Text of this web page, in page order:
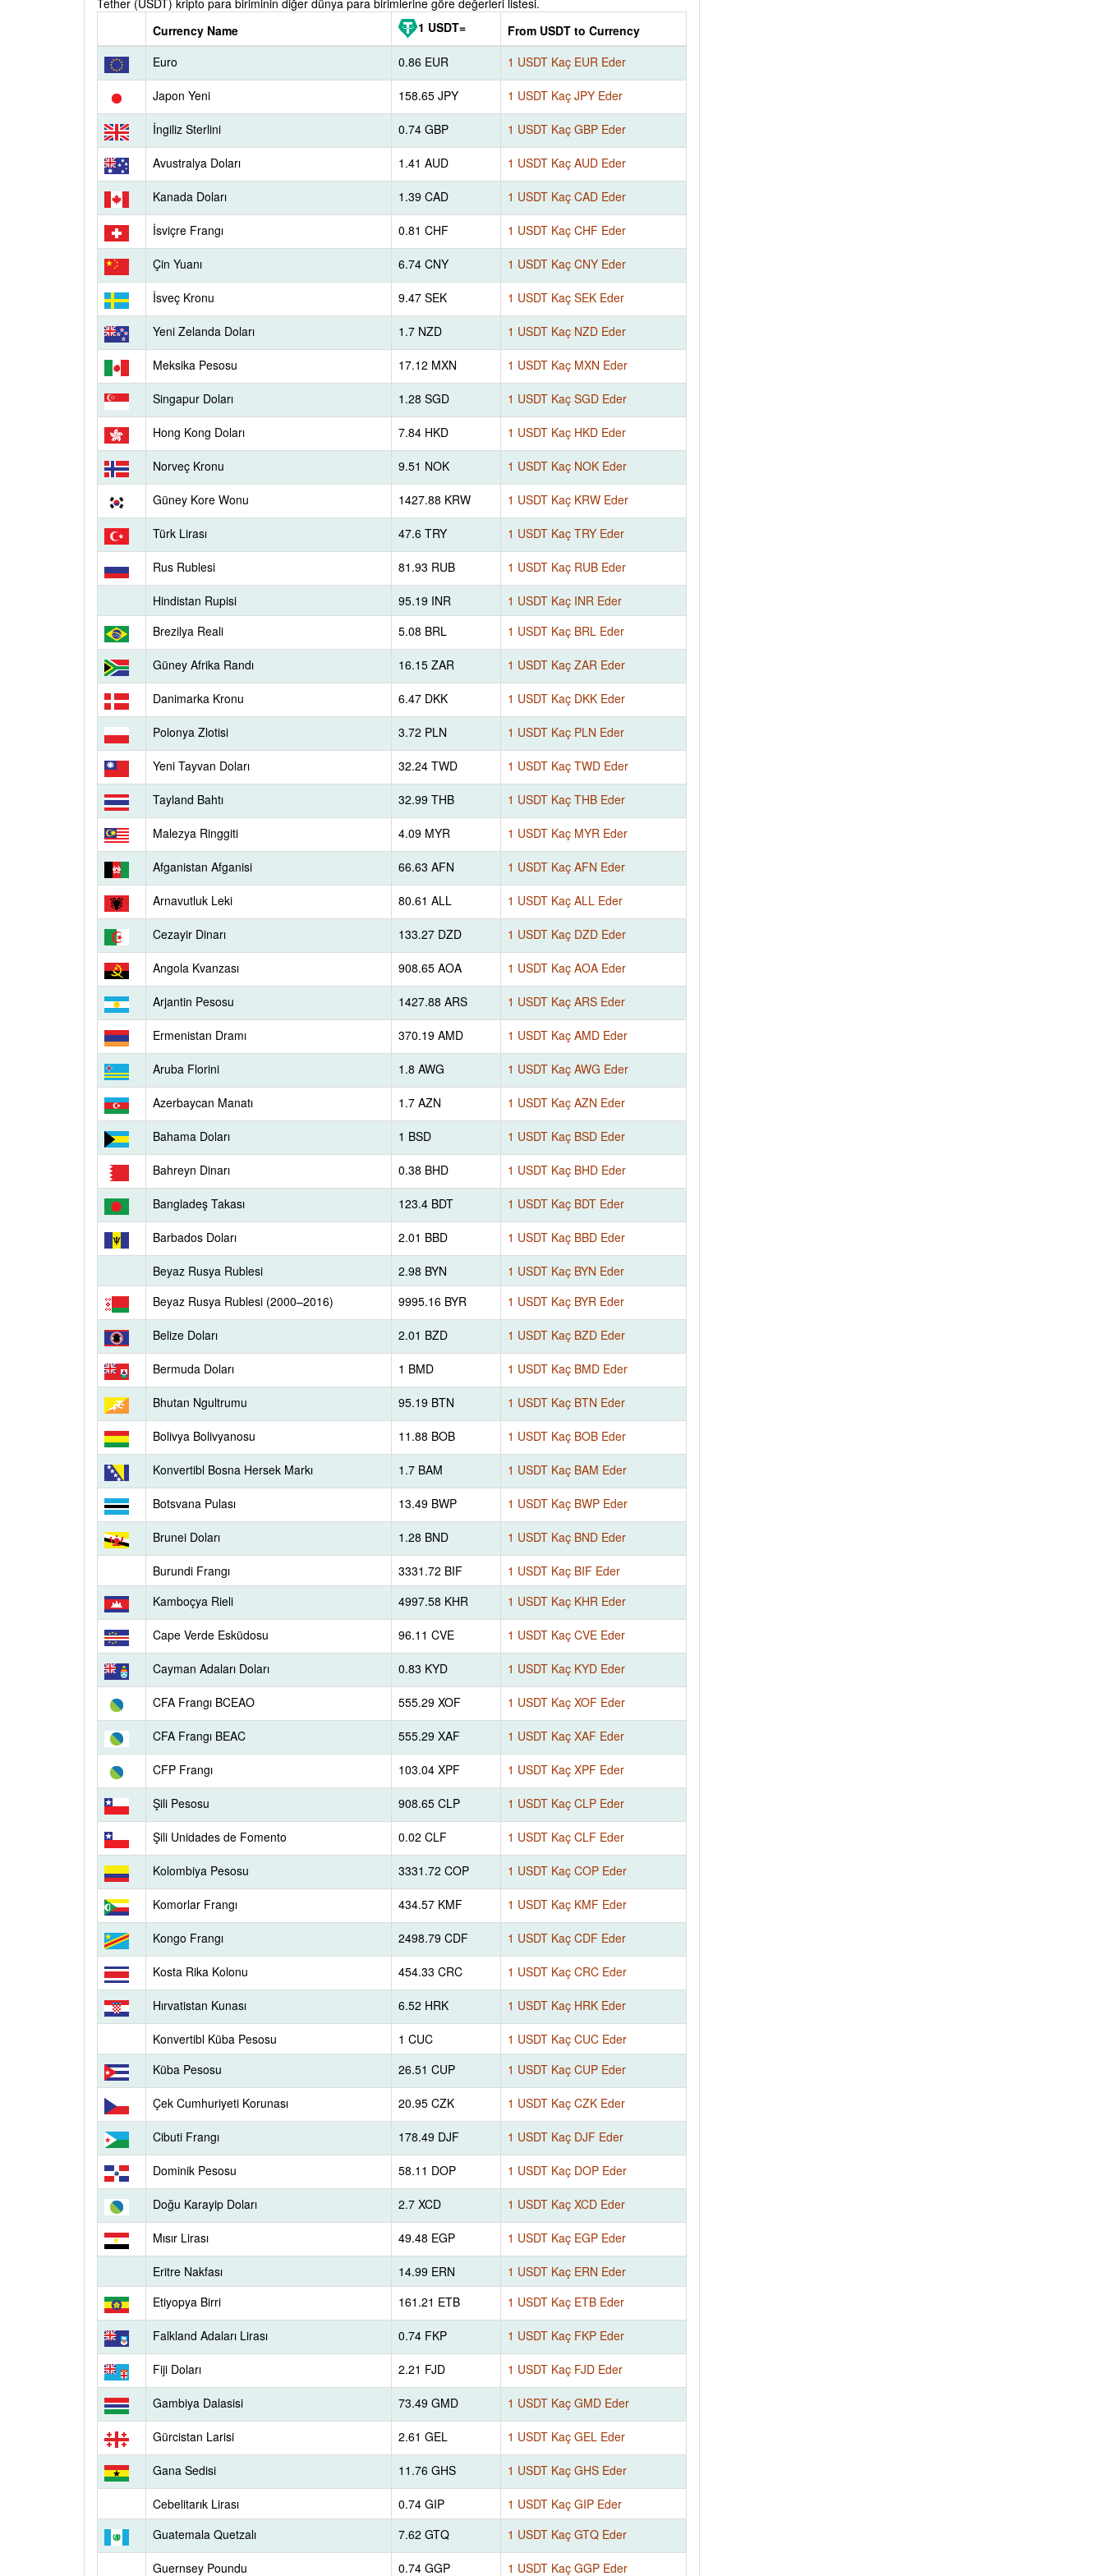
Tether (USDT) kripto para biriminin diğer dünya para birimlerine göre değerleri listesi.
Currency Name
1 USDT=
From USDT to Currency
Euro
0.86 EUR 1 USDT Kaç EUR Eder
Japon Yeni 158.65 JPY 1 USDT Kaç JPY Eder
İngiliz Sterlini 0.74 GBP 1 USDT Kaç GBP Eder
Avustralya Doları 1.41 AUD 1 USDT Kaç AUD Eder
Kanada Doları 1.39 CAD 1 USDT Kaç CAD Eder
İsviçre Frangı 0.81 CHF 1 USDT Kaç CHF Eder
Çin Yuanı 6.74 CNY 1 USDT Kaç CNY Eder
İsveç Kronu 9.47 SEK 1 USDT Kaç SEK Eder
Yeni Zelanda Doları 1.7 NZD 1 USDT Kaç NZD Eder
Meksika Pesosu 17.12 MXN 1 USDT Kaç MXN Eder
Singapur Doları 1.28 SGD 1 USDT Kaç SGD Eder
Hong Kong Doları 7.84 HKD 1 USDT Kaç HKD Eder
Norveç Kronu 9.51 NOK 1 USDT Kaç NOK Eder
Güney Kore Wonu 1427.88 KRW 1 USDT Kaç KRW Eder
Türk Lirası 47.6 TRY 1 USDT Kaç TRY Eder
Rus Rublesi 81.93 RUB 1 USDT Kaç RUB Eder
Hindistan Rupisi 95.19 INR
1 USDT Kaç INR Eder
Brezilya Reali
5.08 BRL 1 USDT Kaç BRL Eder
Güney Afrika Randı 16.15 ZAR 1 USDT Kaç ZAR Eder
Danimarka Kronu 6.47 DKK 1 USDT Kaç DKK Eder
Polonya Zlotisi 3.72 PLN 1 USDT Kaç PLN Eder
Yeni Tayvan Doları 32.24 TWD 1 USDT Kaç TWD Eder
Tayland Bahtı 32.99 THB 1 USDT Kaç THB Eder
Malezya Ringgiti 4.09 MYR 1 USDT Kaç MYR Eder
Afganistan Afganisi 66.63 AFN 1 USDT Kaç AFN Eder
Arnavutluk Leki 80.61 ALL 1 USDT Kaç ALL Eder
Cezayir Dinarı 133.27 DZD 1 USDT Kaç DZD Eder
Angola Kvanzası 908.65 AOA 1 USDT Kaç AOA Eder
Arjantin Pesosu 1427.88 ARS 1 USDT Kaç ARS Eder
Ermenistan Dramı 370.19 AMD 1 USDT Kaç AMD Eder
Aruba Florini 1.8 AWG 1 USDT Kaç AWG Eder
Azerbaycan Manatı 1.7 AZN 1 USDT Kaç AZN Eder
Bahama Doları 1 BSD 1 USDT Kaç BSD Eder
Bahreyn Dinarı 0.38 BHD 1 USDT Kaç BHD Eder
Bangladeş Takası 123.4 BDT 1 USDT Kaç BDT Eder
Barbados Doları 2.01 BBD 1 USDT Kaç BBD Eder
Beyaz Rusya Rublesi 2.98 BYN
1 USDT Kaç BYN Eder
Beyaz Rusya Rublesi (2000–2016)
9995.16 BYR 1 USDT Kaç BYR Eder
Belize Doları 2.01 BZD 1 USDT Kaç BZD Eder
Bermuda Doları 1 BMD 1 USDT Kaç BMD Eder
Bhutan Ngultrumu 95.19 BTN 1 USDT Kaç BTN Eder
Bolivya Bolivyanosu 11.88 BOB 1 USDT Kaç BOB Eder
Konvertibl Bosna Hersek Markı 1.7 BAM 1 USDT Kaç BAM Eder
Botsvana Pulası 13.49 BWP 1 USDT Kaç BWP Eder
Brunei Doları 1.28 BND 1 USDT Kaç BND Eder
Burundi Frangı 3331.72 BIF
1 USDT Kaç BIF Eder
Kamboçya Rieli
4997.58 KHR 1 USDT Kaç KHR Eder
Cape Verde Esküdosu 96.11 CVE 1 USDT Kaç CVE Eder
Cayman Adaları Doları 0.83 KYD 1 USDT Kaç KYD Eder
CFA Frangı BCEAO 555.29 XOF 1 USDT Kaç XOF Eder
CFA Frangı BEAC 555.29 XAF 1 USDT Kaç XAF Eder
CFP Frangı 103.04 XPF 1 USDT Kaç XPF Eder
Şili Pesosu 908.65 CLP 1 USDT Kaç CLP Eder
Şili Unidades de Fomento 0.02 CLF 1 USDT Kaç CLF Eder
Kolombiya Pesosu 3331.72 COP 1 USDT Kaç COP Eder
Komorlar Frangı 434.57 KMF 1 USDT Kaç KMF Eder
Kongo Frangı 2498.79 CDF 1 USDT Kaç CDF Eder
Kosta Rika Kolonu 454.33 CRC 1 USDT Kaç CRC Eder
Hırvatistan Kunası 6.52 HRK 1 USDT Kaç HRK Eder
Konvertibl Küba Pesosu 1 CUC
1 USDT Kaç CUC Eder
Küba Pesosu
26.51 CUP 1 USDT Kaç CUP Eder
Çek Cumhuriyeti Korunası 20.95 CZK 1 USDT Kaç CZK Eder
Cibuti Frangı 178.49 DJF 1 USDT Kaç DJF Eder
Dominik Pesosu 58.11 DOP 1 USDT Kaç DOP Eder
Doğu Karayip Doları 2.7 XCD 1 USDT Kaç XCD Eder
Mısır Lirası 49.48 EGP 1 USDT Kaç EGP Eder
Eritre Nakfası 14.99 ERN
1 USDT Kaç ERN Eder
Etiyopya Birri
161.21 ETB 1 USDT Kaç ETB Eder
Falkland Adaları Lirası 0.74 FKP 1 USDT Kaç FKP Eder
Fiji Doları 2.21 FJD 1 USDT Kaç FJD Eder
Gambiya Dalasisi 73.49 GMD 1 USDT Kaç GMD Eder
Gürcistan Larisi 2.61 GEL 1 USDT Kaç GEL Eder
Gana Sedisi 11.76 GHS 1 USDT Kaç GHS Eder
Cebelitarık Lirası 0.74 GIP
1 USDT Kaç GIP Eder
Guatemala Quetzalı
7.62 GTQ 1 USDT Kaç GTQ Eder
Guernsey Poundu 0.74 GGP 1 USDT Kaç GGP Eder